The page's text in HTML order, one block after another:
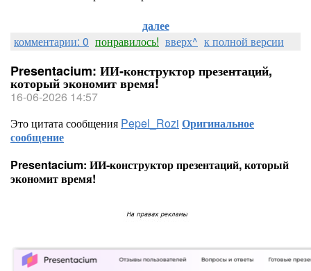
далее
комментарии: 0 понравилось! вверх^ к полной версии
Presentacium: ИИ‑конструктор презентаций,
который экономит время!
16-06-2026 14:57
Это цитата сообщения Pepel_Rozi Оригинальное
сообщение
Presentacium: ИИ‑конструктор презентаций, который
экономит время!